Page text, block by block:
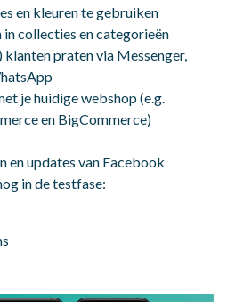
en kleuren te gebruiken
collecties en categorieën
praten via Messenger,
je huidige webshop (e.g.
en BigCommerce)
en updates van Facebook
in de testfase: